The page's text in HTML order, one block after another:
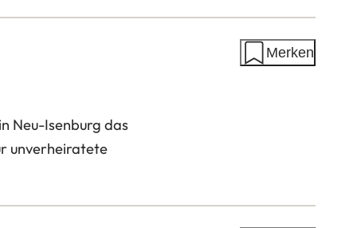
Neu-Isenburg das
unverheiratete
Merken